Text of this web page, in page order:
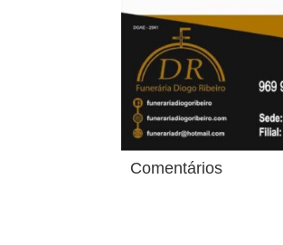
Comentários